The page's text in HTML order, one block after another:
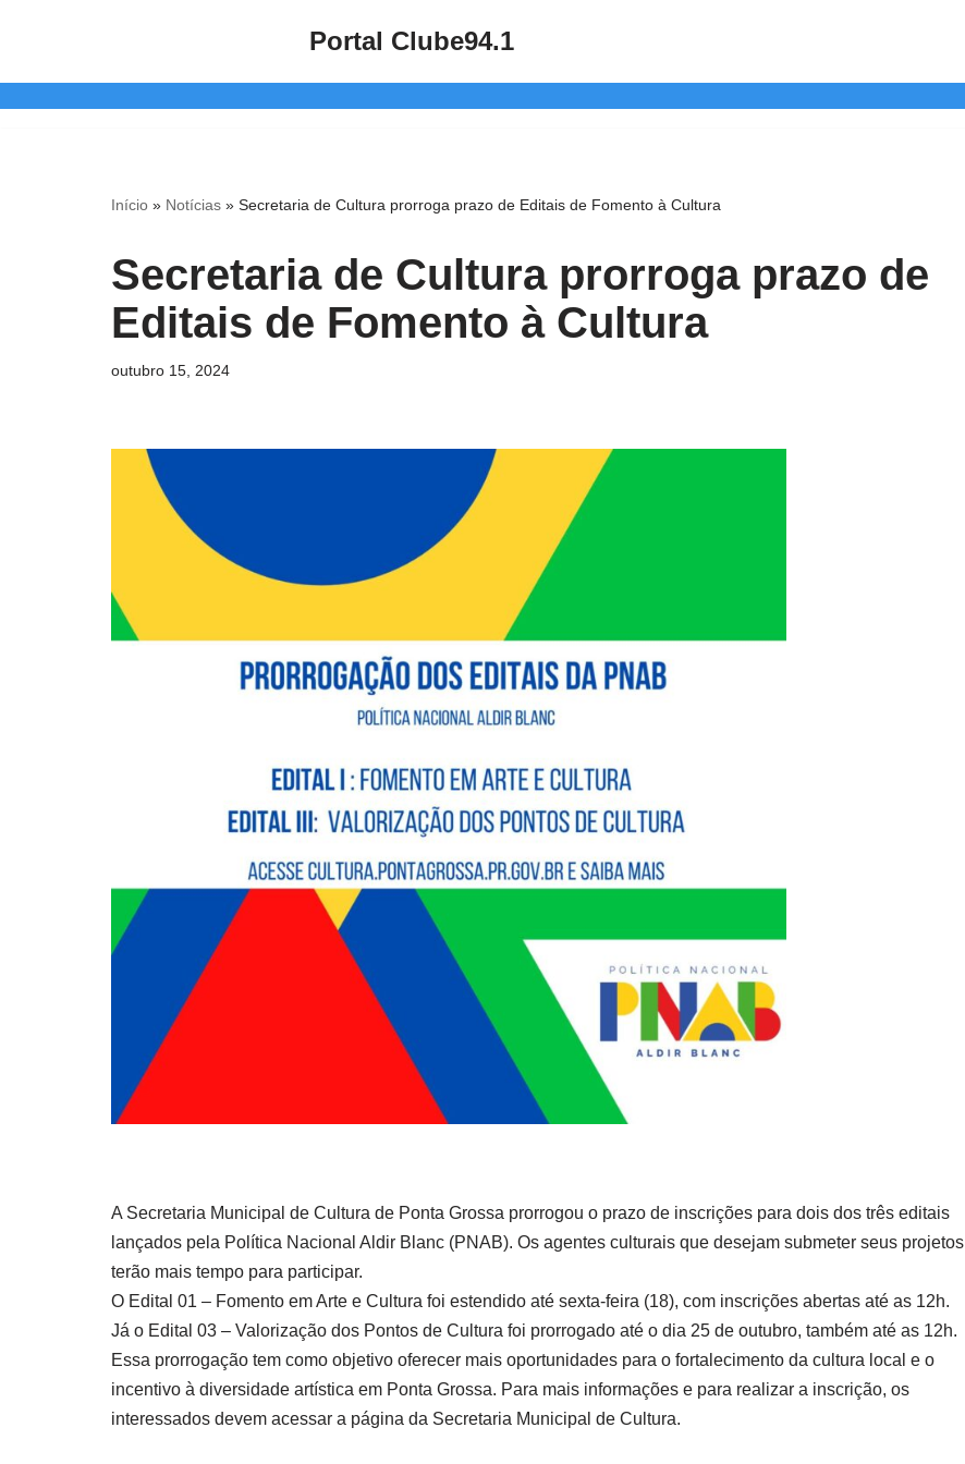
Portal Clube94.1
Início » Notícias » Secretaria de Cultura prorroga prazo de Editais de Fomento à Cultura
Secretaria de Cultura prorroga prazo de
Editais de Fomento à Cultura
outubro 15, 2024
A Secretaria Municipal de Cultura de Ponta Grossa prorrogou o prazo de inscrições para dois dos três editais
lançados pela Política Nacional Aldir Blanc (PNAB). Os agentes culturais que desejam submeter seus projetos
terão mais tempo para participar.
O Edital 01 – Fomento em Arte e Cultura foi estendido até sexta-feira (18), com inscrições abertas até as 12h.
Já o Edital 03 – Valorização dos Pontos de Cultura foi prorrogado até o dia 25 de outubro, também até as 12h.
Essa prorrogação tem como objetivo oferecer mais oportunidades para o fortalecimento da cultura local e o
incentivo à diversidade artística em Ponta Grossa. Para mais informações e para realizar a inscrição, os
interessados devem acessar a página da Secretaria Municipal de Cultura.